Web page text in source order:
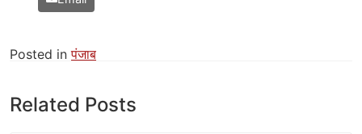
Posted inपंजाब
Related Posts